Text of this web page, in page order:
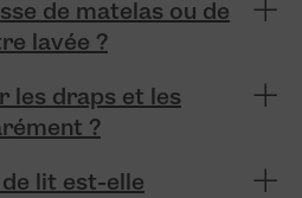
de matelas ou de
lavée ?
les draps et les
?
lit est-elle